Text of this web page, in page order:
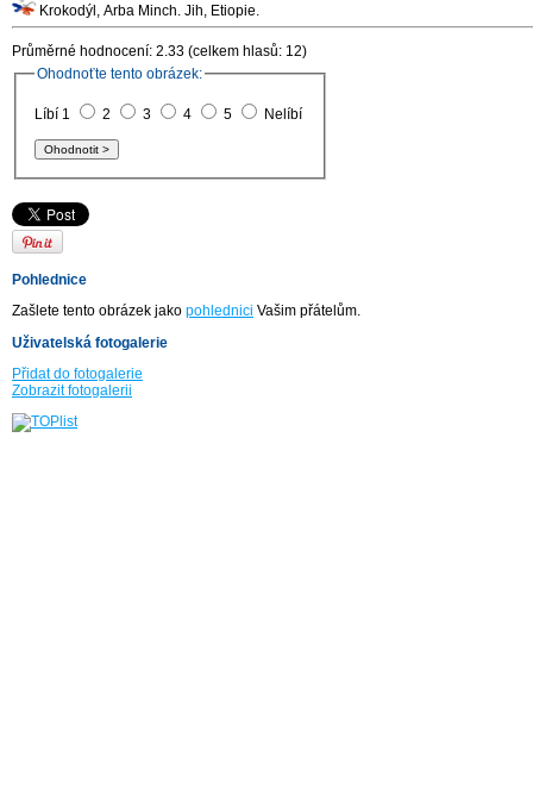
Krokodýl, Arba Minch. Jih, Etiopie.
Průměrné hodnocení: 2.33 (celkem hlasů: 12)
Ohodnoťte tento obrázek:
Líbí 1 2 3 4 5 Nelíbí
Pohlednice
Zašlete tento obrázek jako pohlednici Vašim přátelům.
Uživatelská fotogalerie
Přidat do fotogalerie
Zobrazit fotogalerii